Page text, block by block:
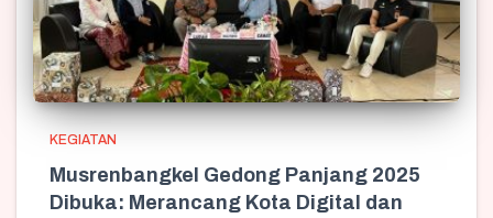
KEGIATAN
Musrenbangkel Gedong Panjang 2025
Dibuka: Merancang Kota Digital dan